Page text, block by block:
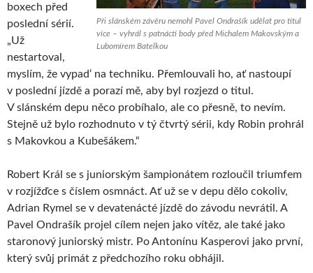
Při slánském závěru nemohl Pavel Ondrašík udělat pro titul
více – vyhrál s patnácti body před Michalem Makovským a
Lubomírem Batelkou
boxech před
poslední sérií.
„Už
nestartoval,
myslím, že vypad‘ na techniku. Přemlouvali ho, ať nastoupí
v poslední jízdě a porazí mě, aby byl rozjezd o titul.
V slánském depu něco probíhalo, ale co přesně, to nevím.
Stejně už bylo rozhodnuto v tý čtvrtý sérii, kdy Robin prohrál
s Makovkou a Kubešákem.“
Robert Král se s juniorským šampionátem rozloučil triumfem
v rozjížďce s číslem osmnáct. Ať už se v depu dělo cokoliv,
Adrian Rymel se v devatenácté jízdě do závodu nevrátil. A
Pavel Ondrašík projel cílem nejen jako vítěz, ale také jako
staronový juniorský mistr. Po Antonínu Kasperovi jako první,
který svůj primát z předchozího roku obhájil.